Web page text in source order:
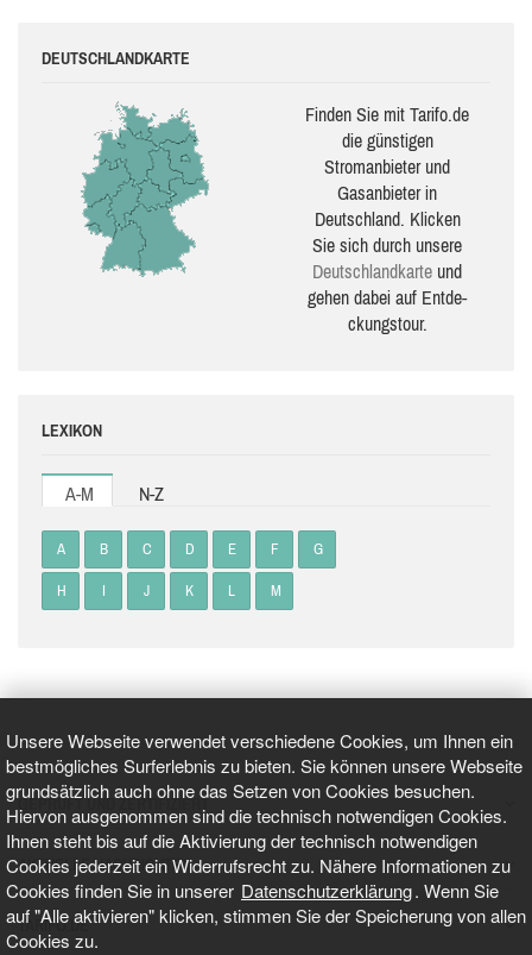
Unsere Webseite verwendet verschiedene Cookies, um Ihnen ein
bestmögliches Surferlebnis zu bieten. Sie können unsere Webseite
grundsätzlich auch ohne das Setzen von Cookies besuchen.
Hiervon ausgenommen sind die technisch notwendigen Cookies.
Ihnen steht bis auf die Aktivierung der technisch notwendigen
Cookies jederzeit ein Widerrufsrecht zu. Nähere Informationen zu
Cookies finden Sie in unserer Datenschutzerklärung. Wenn Sie
auf "Alle aktivieren" klicken, stimmen Sie der Speicherung von allen
Cookies zu.
DEUTSCHLANDKARTE
Finden Sie mit Tarifo.de
die güns­ti­gen
Stromanbieter und
Gasanbieter in
Deutschland. Klicken
Sie sich durch unsere
Deutsch­land­karte und
gehen dabei auf Ent­de­
ckungs­tour.
LEXIKON
A-M N-Z
A B C D E F G
H I J K L M
GEPRÜFT UND ZERTIFIZIERT
AKTUELLE NACHRICHTEN
TARIFO.DE